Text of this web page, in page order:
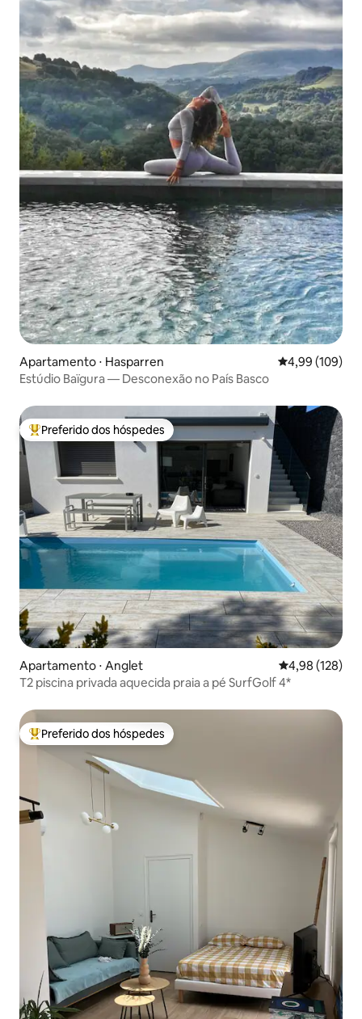
Apartamento ⋅ Hasparren 4,99 de uma
4,99 (109)
Estúdio Baïgura — Desconexão no País Basco
Entre os melhores preferidos dos hóspedes
Preferido dos hóspedes
Apartamento ⋅ Anglet 4,98 de uma
4,98 (128)
T2 piscina privada aquecida praia a pé SurfGolf 4*
Entre os melhores preferidos dos hóspedes
Preferido dos hóspedes